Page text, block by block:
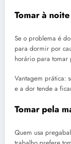
Tomar à noite
Se o problema é
para dormir por
horário para
Vantagem prática:
e a dor tende a
Tomar pela
Quem usa